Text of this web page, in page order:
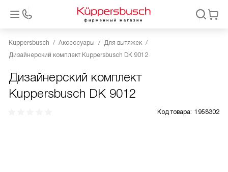
Kuppersbusch Аксессуары
Для вытяжек
Дизайнерский комплект Kuppersbusch DK 9012
Дизайнерский комплект
Kuppersbusch DK 9012
Код товара: 1958302